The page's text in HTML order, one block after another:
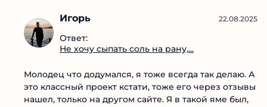
Игорь
Ответ:
Не хочу сыпать соль на рану,...
22.08.2025
Молодец что додумался, я тоже всегда так делаю.
А это классный проект кстати, тоже его через
отзывы нашел, только на другом сайте. Я в такой